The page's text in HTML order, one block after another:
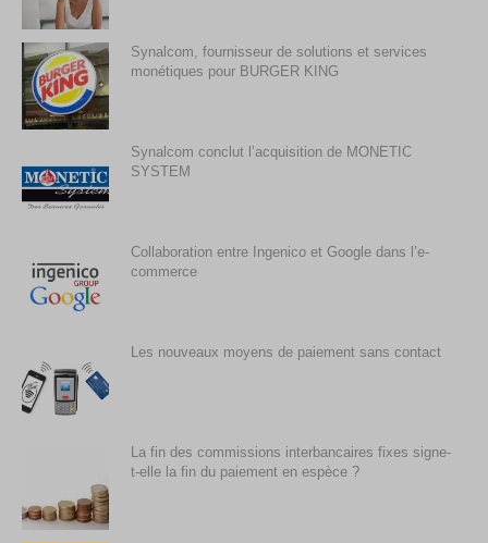
Synalcom, fournisseur de solutions et services
monétiques pour BURGER KING
Synalcom conclut l’acquisition de MONETIC
SYSTEM
Collaboration entre Ingenico et Google dans l’e-
commerce
Les nouveaux moyens de paiement sans contact
La fin des commissions interbancaires fixes signe-
t-elle la fin du paiement en espèce ?